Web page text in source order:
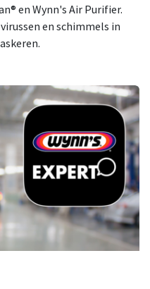
en Wynn's Air Purifier.
en schimmels in